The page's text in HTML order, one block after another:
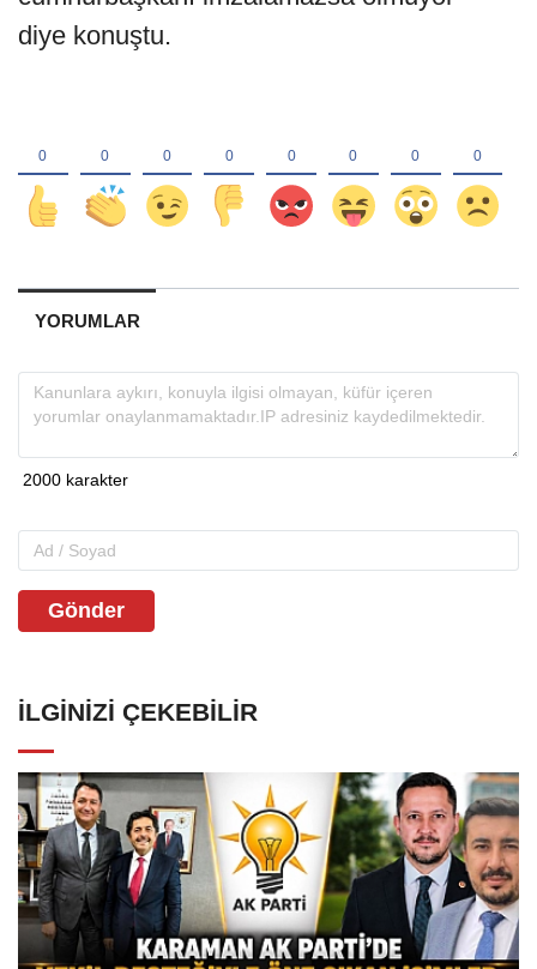
diye konuştu.
YORUMLAR
Gönder
İLGINIZI ÇEKEBILIR